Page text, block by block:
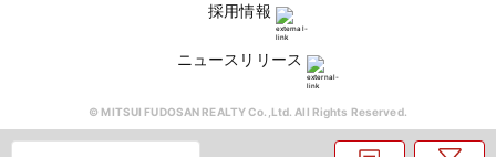
採用情報
ニュースリリース
© MITSUI FUDOSAN REALTY Co.,Ltd. All Rights Reserved.